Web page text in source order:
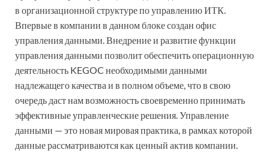
в организационной структуре по управлению ИТК.
Впервые в компании в данном блоке создан офис
управления данными. Внедрение и развитие функции
управления данными позволит обеспечить операционную
деятельность KEGOC необходимыми данными
надлежащего качества и в полном объеме, что в свою
очередь даст нам возможность своевременно принимать
эффективные управленческие решения. Управление
данными — это новая мировая практика, в рамках которой
данные рассматриваются как ценный актив компании.